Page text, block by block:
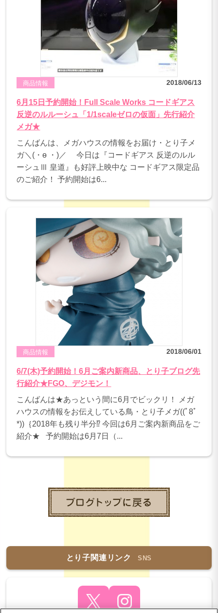
商品情報 2018/06/13
6月15日予約開始！Full Scale Works コードギアス
反逆のルルーシュ「1/1scaleゼロの仮面」先行紹介
メガ★
こんばんは、メガハウスの情報をお届け・とり子メ
ガ＼(・ө ・)／ 今日は『コードギアス 反逆のルル
ーシュⅢ 皇道』も好評上映中な コードギアス限定品
のご紹介！ 予約開始は6...
商品情報 2018/06/01
6/7(木)予約開始！6月ご案内新商品、とり子ブログ先
行紹介★FGO、デジモン！
こんばんは★あっという間に6月でビックリ！ メガ
ハウスの情報をお伝えしている鳥・とり子メガ((ﾟ8ﾟ
*))｛2018年も残り半分⁉ 今回は6月ご案内新商品をご
紹介★ 予約開始は6月7日（...
とり子関連リンク SNS